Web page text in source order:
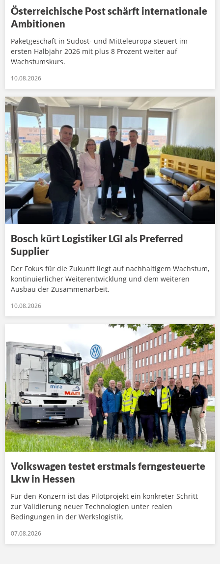
Österreichische Post schärft internationale
Ambitionen
Paketgeschäft in Südost- und Mitteleuropa steuert im
ersten Halbjahr 2026 mit plus 8 Prozent weiter auf
Wachstumskurs.
10.08.2026
Bosch kürt Logistiker LGI als Preferred
Supplier
Der Fokus für die Zukunft liegt auf nachhaltigem Wachstum,
kontinuierlicher Weiterentwicklung und dem weiteren
Ausbau der Zusammenarbeit.
10.08.2026
Volkswagen testet erstmals ferngesteuerte
Lkw in Hessen
Für den Konzern ist das Pilotprojekt ein konkreter Schritt
zur Validierung neuer Technologien unter realen
Bedingungen in der Werkslogistik.
07.08.2026